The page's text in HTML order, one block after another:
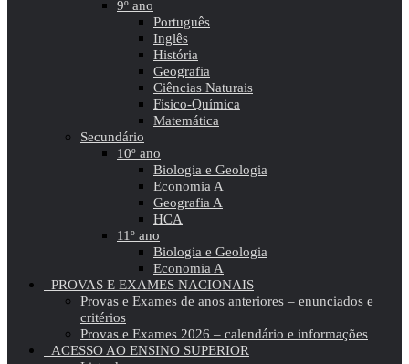
9º ano
Português
Inglês
História
Geografia
Ciências Naturais
Físico-Química
Matemática
Secundário
10º ano
Biologia e Geologia
Economia A
Geografia A
HCA
11º ano
Biologia e Geologia
Economia A
PROVAS E EXAMES NACIONAIS
Provas e Exames de anos anteriores – enunciados e
critérios
Provas e Exames 2026 – calendário e informações
ACESSO AO ENSINO SUPERIOR